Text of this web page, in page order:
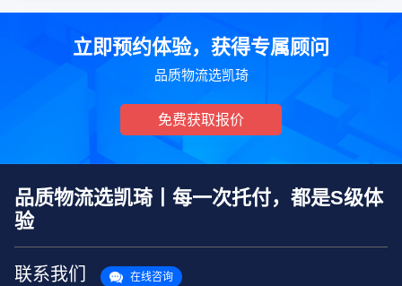
立即预约体验，获得专属顾问
品质物流选凯琦
免费获取报价
品质物流选凯琦丨每一次托付，都是S级体
验
联系我们 在线咨询